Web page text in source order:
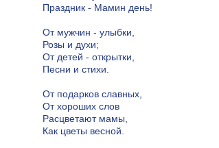
Праздник - Мамин день!
От мужчин - улыбки,
Розы и духи;
От детей - открытки,
Песни и стихи.
От подарков славных,
От хороших слов
Расцветают мамы,
Как цветы весной.